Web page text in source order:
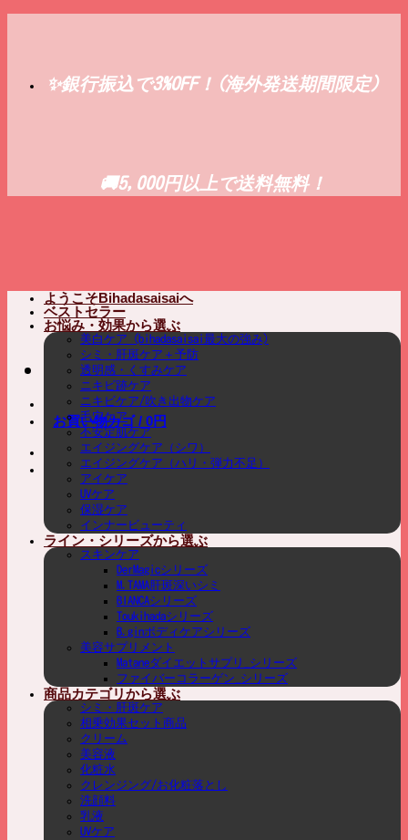
✨銀行振込で3%OFF！(海外発送期間限定)
🚚5,000円以上で送料無料！
お買い物カゴ / 0円
ようこそBihadasaisaiへ
ベストセラー
お悩み・効果から選ぶ
美白ケア (bihadasaisai最大の強み)
シミ・肝斑ケア＋予防
透明感・くすみケア
ニキビ跡ケア
ニキビケア/吹き出物ケア
毛穴ケア
不安定肌ケア
エイジングケア（シワ）
エイジングケア（ハリ・弾力不足）
アイケア
UVケア
保湿ケア
インナービューティ
ライン・シリーズから選ぶ
スキンケア
DerMagicシリーズ
M.TAMA肝斑深いシミ
BIANCAシリーズ
Toukihadaシリーズ
B.ginボディケアシリーズ
美容サプリメント
Mataneダイエットサプリ_シリーズ
ファイバーコラーゲン_シリーズ
商品カテゴリから選ぶ
シミ・肝斑ケア
相乗効果セット商品
クリーム
美容液
化粧水
クレンジング/お化粧落とし
洗顔料
乳液
UVケア